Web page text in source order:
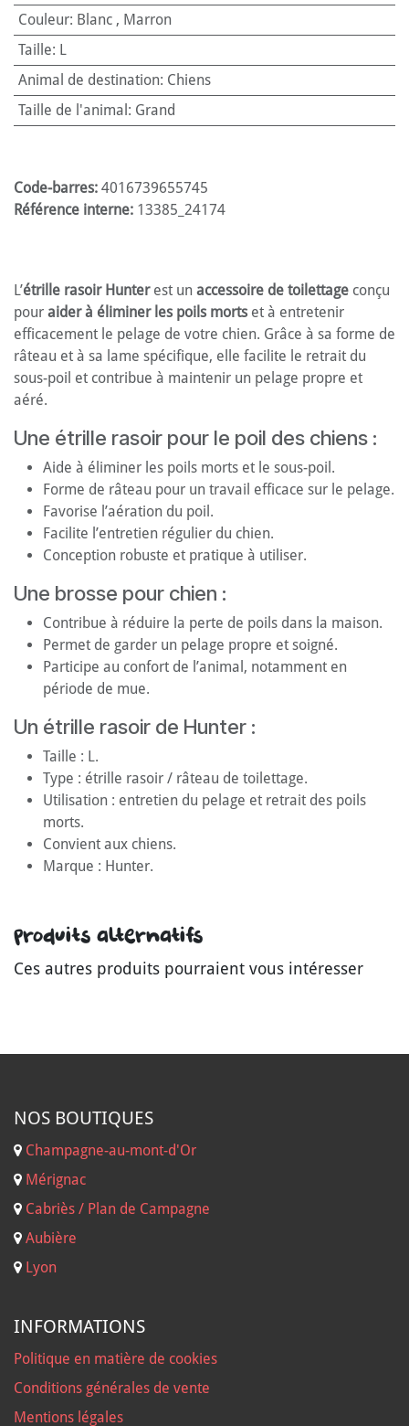
Couleur: Blanc, Marron
Taille: L
Animal de destination: Chiens
Taille de l'animal : Grand
Code-barres: 4016739655745
Référence interne: 13385_24174
L’étrille rasoir Hunterest un accessoire de toilettage conçu
pour aider à éliminer les poils morts et à entretenir
efficacement le pelage de votre chien. Grâce à sa forme de
râteau et à sa lame spécifique, elle facilite le retrait du
sous-poil et contribue à maintenir un pelage propre et
aéré.
Une étrille rasoir pour le poil des chiens :
Aide à éliminer les poils morts et le sous-poil.
Forme de râteau pour un travail efficace sur le pelage.
Favorise l’aération du poil.
Facilite l’entretien régulier du chien.
Conception robuste et pratique à utiliser.
Une brosse pour chien :
Contribue à réduire la perte de poils dans la maison.
Permet de garder un pelage propre et soigné.
Participe au confort de l’animal, notamment en
période de mue.
Un étrille rasoir de Hunter :
Taille : L.
Type : étrille rasoir / râteau de toilettage.
Utilisation : entretien du pelage et retrait des poils
morts.
Convient aux chiens.
Marque : Hunter.
Produits alternatifs
Ces autres produits pourraient vous intéresser
NOS BOUTIQUES
Champagne-au-mont-d'Or
Mérignac
Cabriès / Plan de Campagne
Aubière
Lyon
INFORMATIONS
Politique en matière de cookies
Conditions générales de vente
Mentions légales